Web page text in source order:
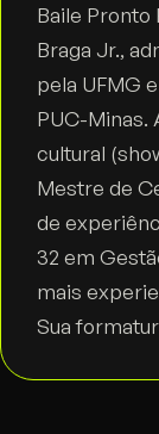
Baile Pronto
Braga Jr.,
pela UFMG
PUC-
cultural
Mestre de
de
32 em
mais
Sua